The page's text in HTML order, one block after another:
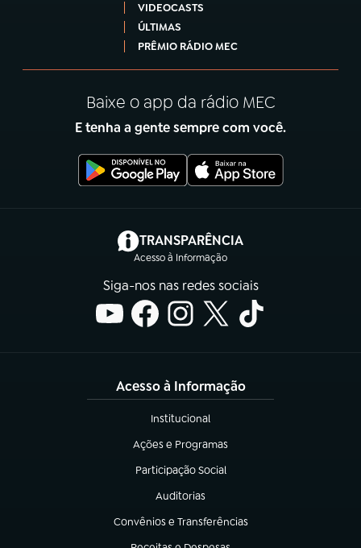
VIDEOCASTS
ÚLTIMAS
PRÊMIO RÁDIO MEC
Baixe o app da rádio MEC
E tenha a gente sempre com você.
TRANSPARÊNCIA
Acesso à Informação
(abre em nova aba)
Siga-nos nas redes sociais
Acesso à Informação
Institucional
(abre em nova aba)
Ações e Programas
(abre em nova aba)
Participação Social
(abre em nova aba)
Auditorias
(abre em nova aba)
Convênios e Transferências
(abre em nova aba)